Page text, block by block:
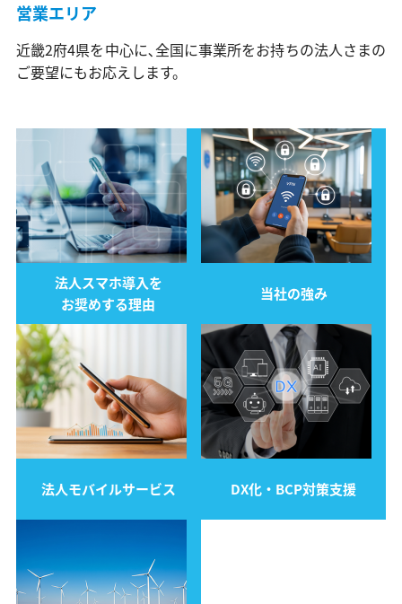
営業エリア
近畿2府4県を中心に､全国に事業所をお持ちの法人さまの
ご要望にもお応えします。
法人スマホ導入を
お奨めする理由
当社の強み
法人モバイルサービス DX化・BCP対策支援